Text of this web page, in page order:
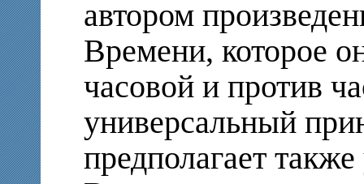
автором
Времени, которое
часовой и против
универсальный
предполагает